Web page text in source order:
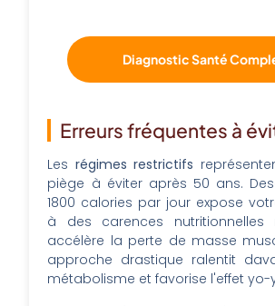
Diagnostic Santé
Erreurs fréquentes à
Les régimes restrictifs
piège à éviter après 50 ans.
1800 calories par jour expose
à des carences nutritionnelles
accélère la perte de masse
approche drastique ralentit
métabolisme et favorise l'effet yo-